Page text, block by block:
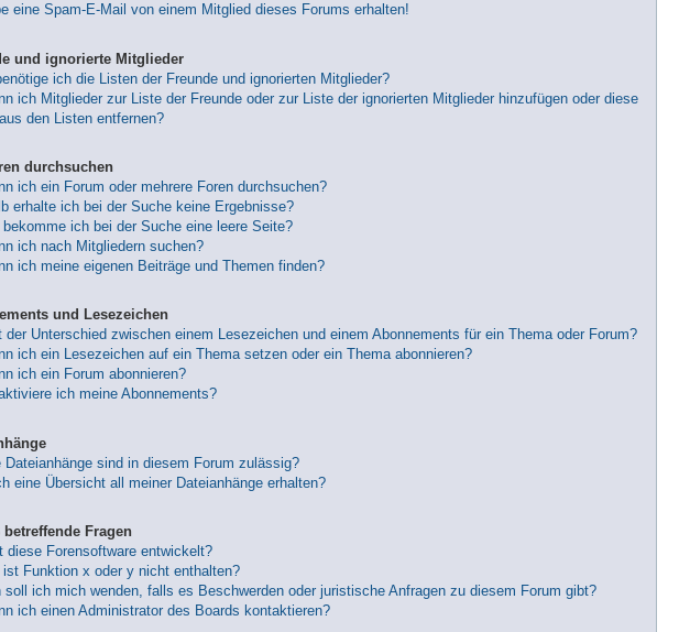
eine Spam-E-Mail von einem Mitglied dieses Forums erhalten!
und ignorierte Mitglieder
ich die Listen der Freunde und ignorierten Mitglieder?
ich Mitglieder zur Liste der Freunde oder zur Liste der ignorierten Mitglieder hinzufügen oder diese
den Listen entfernen?
durchsuchen
ich ein Forum oder mehrere Foren durchsuchen?
erhalte ich bei der Suche keine Ergebnisse?
bekomme ich bei der Suche eine leere Seite?
ich nach Mitgliedern suchen?
ich meine eigenen Beiträge und Themen finden?
und Lesezeichen
der Unterschied zwischen einem Lesezeichen und einem Abonnements für ein Thema oder Forum?
ich ein Lesezeichen auf ein Thema setzen oder ein Thema abonnieren?
ich ein Forum abonnieren?
ich meine Abonnements?
Dateianhänge sind in diesem Forum zulässig?
eine Übersicht all meiner Dateianhänge erhalten?
betreffende Fragen
diese Forensoftware entwickelt?
ist Funktion x oder y nicht enthalten?
soll ich mich wenden, falls es Beschwerden oder juristische Anfragen zu diesem Forum gibt?
ich einen Administrator des Boards kontaktieren?